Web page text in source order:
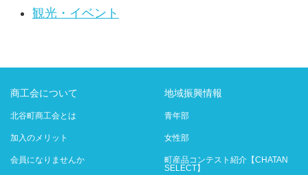
観光・イベント
商工会について
北谷町商工会とは
加入のメリット
会員になりませんか
地域振興情報
青年部
女性部
町産品コンテスト紹介【CHATAN
SELECT】